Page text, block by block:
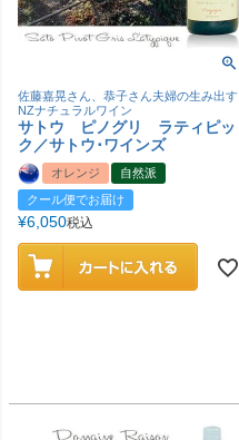
佐藤嘉晃さん、恭子さん夫婦の生み出す
NZナチュラルワイン
サトウ ピノグリ ラティピッ
ク／サトウ･ワインズ
オレンジ
自然派
クール便でお届け
¥6,050税込